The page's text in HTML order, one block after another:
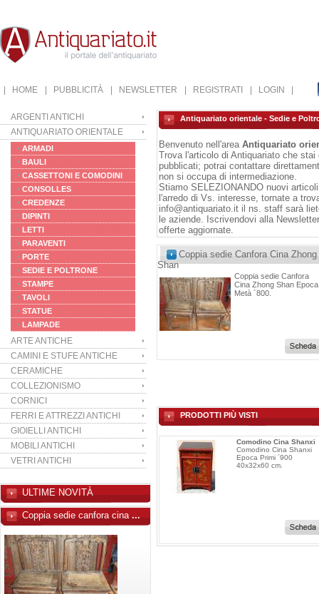
| HOME | PUBBLICITÀ | NEWSLETTER | REGISTRATI | LOGIN |
ARGENTI ANTICHI
ANTIQUARIATO ORIENTALE
ARMADI
BAULI
CASSETTONI E COMODINI
CONSOLLES
CREDENZE
DIPINTI
LETTI
PARAVENTI
PORTE
SEDIE E POLTRONE
STAMPE
TAVOLI
STATUE
LAMPADE
ARTE ANTICHE
CAMINI E STUFE ANTICHE
CERAMICHE
COLLEZIONISMO
CORNICI
FERRI E ATTREZZI ANTICHI
GIOIELLI ANTICHI
MOBILI ANTICHI
VETRI ANTICHI
ULTIME NOVITÀ
Coppia sedie canfora cina...
Antiquariato orientale - Sedie e
Benvenuto nell'area Antiquariato
Trova l'articolo di Antiquariato che
pubblicati; potrai contattare
non si occupa di intermediazione.
Stiamo SELEZIONANDO nuovi
l'arredo di Vs. interesse, tornate a
info@antiquariato.it il ns. staff sarà
le aziende. Iscrivendovi alla Newsletter
offerte aggiornate.
Coppia sedie Canfora Cina Zhong
Shan
Coppia sedie Canfora
Cina Zhong Shan Epoca
Metà ´800.
PRODOTTI PIÙ VISTI
Comodino Cina Shanxi
Comodino Cina Shanxi
Epoca Primi ´900
40x32x60 cm.